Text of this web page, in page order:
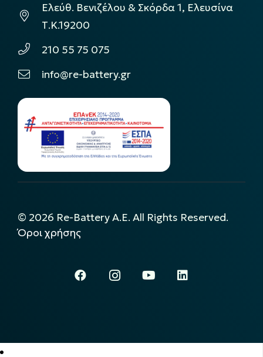
Ελεύθ. Βενιζέλου & Σκόρδα 1, Ελευσίνα
Τ.Κ.19200
210 55 75 075
info@re-battery.gr
© 2026 Re-Battery A.E. All Rights Reserved.
Όροι χρήσης